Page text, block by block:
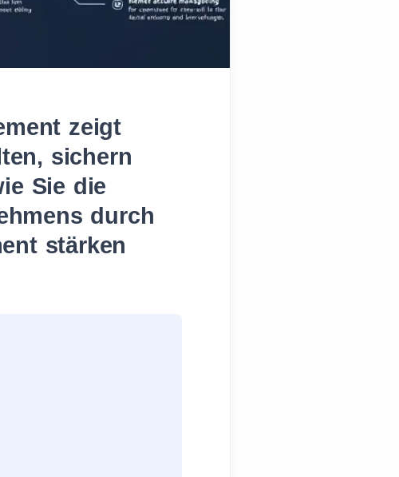
zeigt
sichern
Sie die
durch
stärken